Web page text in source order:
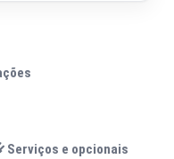
Serviços e opcionais